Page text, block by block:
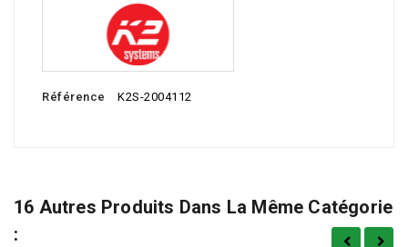
Référence K2S-2004112
16 Autres Produits Dans La Même Catégorie
: